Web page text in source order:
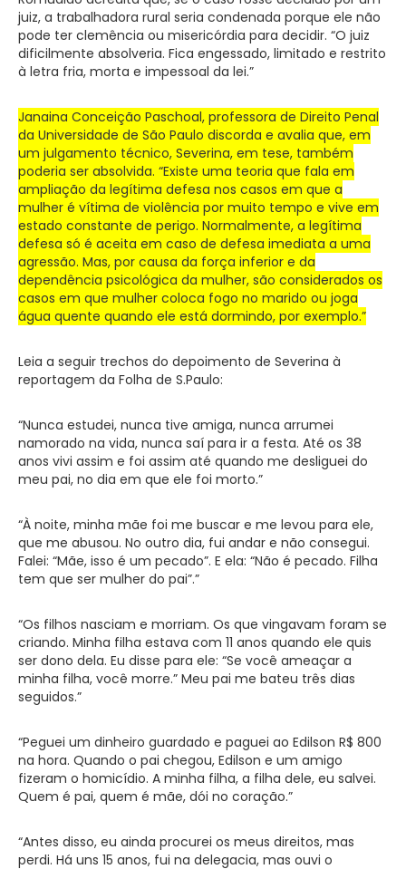
juiz, a trabalhadora rural seria condenada porque ele não
pode ter clemência ou misericórdia para decidir. “O juiz
dificilmente absolveria. Fica engessado, limitado e restrito
à letra fria, morta e impessoal da lei.”
Janaina Conceição Paschoal, professora de Direito Penal
da Universidade de São Paulo discorda e avalia que, em
um julgamento técnico, Severina, em tese, também
poderia ser absolvida. “Existe uma teoria que fala em
ampliação da legítima defesa nos casos em que a
mulher é vítima de violência por muito tempo e vive em
estado constante de perigo. Normalmente, a legítima
defesa só é aceita em caso de defesa imediata a uma
agressão. Mas, por causa da força inferior e da
dependência psicológica da mulher, são considerados os
casos em que mulher coloca fogo no marido ou joga
água quente quando ele está dormindo, por exemplo.”
Leia a seguir trechos do depoimento de Severina à
reportagem da Folha de S.Paulo:
“Nunca estudei, nunca tive amiga, nunca arrumei
namorado na vida, nunca saí para ir a festa. Até os 38
anos vivi assim e foi assim até quando me desliguei do
meu pai, no dia em que ele foi morto.”
“À noite, minha mãe foi me buscar e me levou para ele,
que me abusou. No outro dia, fui andar e não consegui.
Falei: “Mãe, isso é um pecado”. E ela: “Não é pecado. Filha
tem que ser mulher do pai”.”
“Os filhos nasciam e morriam. Os que vingavam foram se
criando. Minha filha estava com 11 anos quando ele quis
ser dono dela. Eu disse para ele: “Se você ameaçar a
minha filha, você morre.” Meu pai me bateu três dias
seguidos.”
“Peguei um dinheiro guardado e paguei ao Edilson R$ 800
na hora. Quando o pai chegou, Edilson e um amigo
fizeram o homicídio. A minha filha, a filha dele, eu salvei.
Quem é pai, quem é mãe, dói no coração.”
“Antes disso, eu ainda procurei os meus direitos, mas
perdi. Há uns 15 anos, fui na delegacia, mas ouvi o